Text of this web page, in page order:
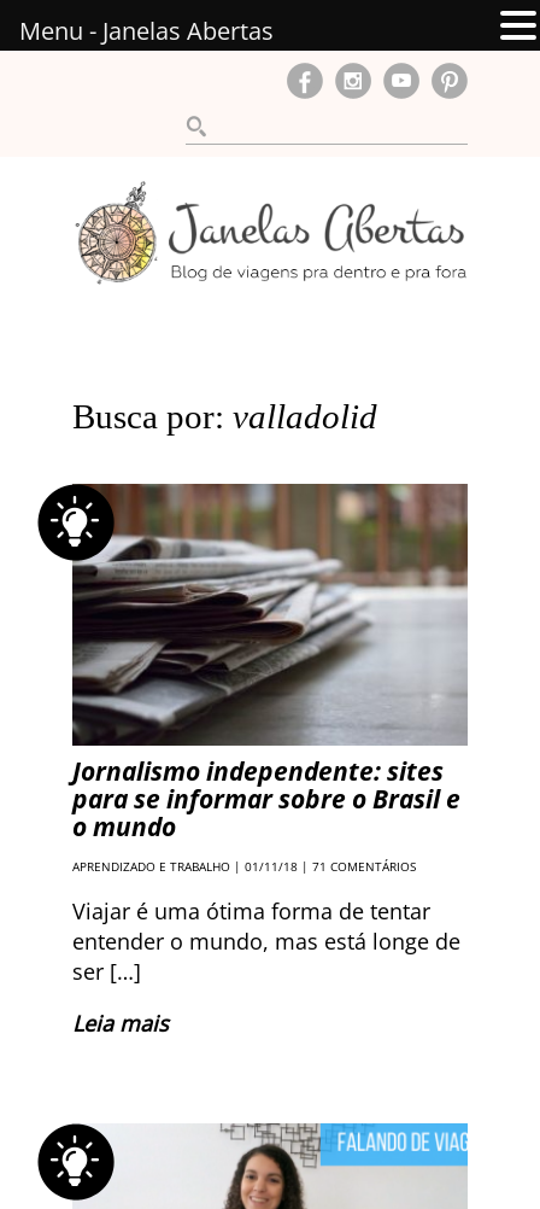
Busca por: valladolid
Jornalismo independente: sites
para se informar sobre o Brasil e
o mundo
APRENDIZADO E TRABALHO | 01/11/18 | 71 COMENTÁRIOS
Viajar é uma ótima forma de tentar
entender o mundo, mas está longe de
ser […]
Leia mais
Menu - Janelas Abertas